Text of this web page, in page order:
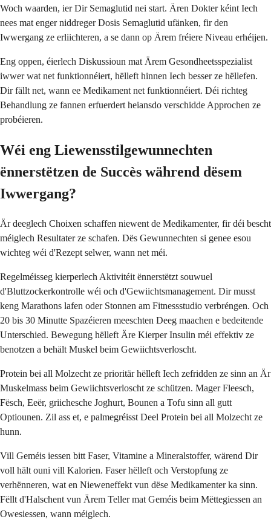
Woch waarden, ier Dir Semaglutid nei start. Ären Dokter kéint Iech
nees mat enger niddreger Dosis Semaglutid ufänken, fir den
Iwwergang ze erliichteren, a se dann op Ärem fréiere Niveau erhéijen.
Eng oppen, éierlech Diskussioun mat Ärem Gesondheetsspezialist
iwwer wat net funktionnéiert, hëlleft hinnen Iech besser ze hëllefen.
Dir fällt net, wann ee Medikament net funktionnéiert. Déi richteg
Behandlung ze fannen erfuerdert heiansdo verschidde Approchen ze
probéieren.
Wéi eng Liewensstilgewunnechten
ënnerstëtzen de Succès während dësem
Iwwergang?
Är deeglech Choixen schaffen niewent de Medikamenter, fir déi bescht
méiglech Resultater ze schafen. Dës Gewunnechten si genee esou
wichteg wéi d'Rezept selwer, wann net méi.
Regelméisseg kierperlech Aktivitéit ënnerstëtzt souwuel
d'Bluttzockerkontrolle wéi och d'Gewiichtsmanagement. Dir musst
keng Marathons lafen oder Stonnen am Fitnessstudio verbréngen. Och
20 bis 30 Minutte Spazéieren meeschten Deeg maachen e bedeitende
Unterschied. Bewegung hëlleft Äre Kierper Insulin méi effektiv ze
benotzen a behält Muskel beim Gewiichtsverloscht.
Protein bei all Molzecht ze prioritär hëlleft Iech zefridden ze sinn an Är
Muskelmass beim Gewiichtsverloscht ze schützen. Mager Fleesch,
Fësch, Eeër, griichesche Joghurt, Bounen a Tofu sinn all gutt
Optiounen. Zil ass et, e palmegréisst Deel Protein bei all Molzecht ze
hunn.
Vill Geméis iessen bitt Faser, Vitamine a Mineralstoffer, wärend Dir
voll hält ouni vill Kalorien. Faser hëlleft och Verstopfung ze
verhënneren, wat en Nieweneffekt vun dëse Medikamenter ka sinn.
Fëllt d'Halschent vun Ärem Teller mat Geméis beim Mëttegiessen an
Owesiessen, wann méiglech.